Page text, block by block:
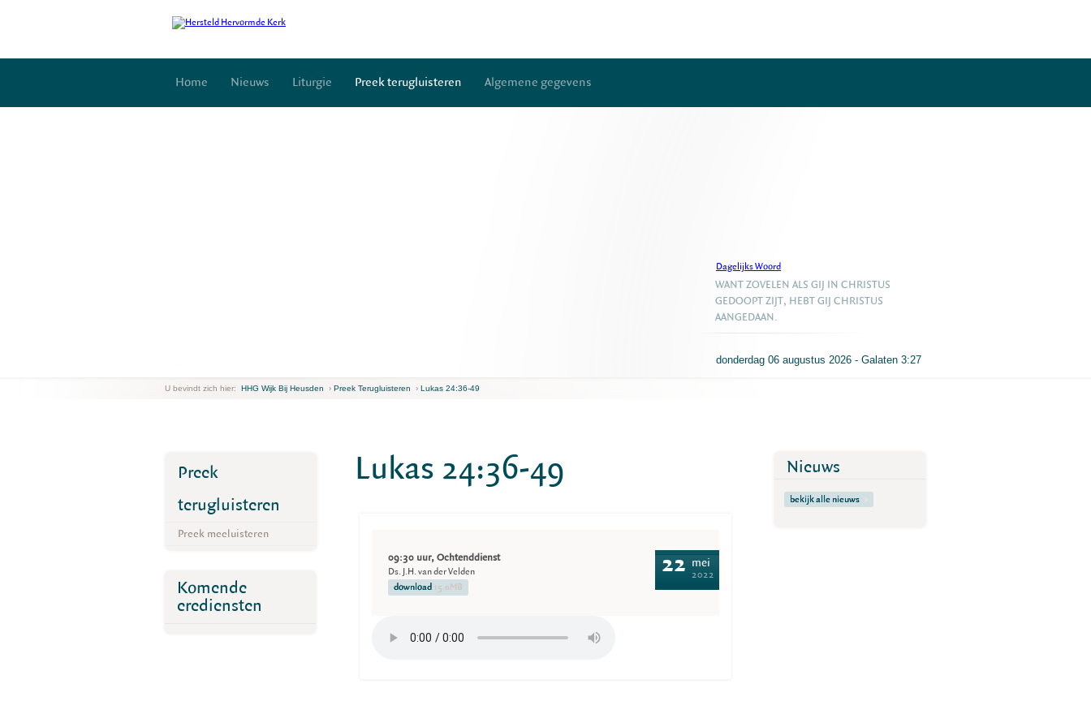
Home Nieuws Liturgie Preek terugluisteren Algemene gegevens
Dagelijks Woord
donderdag 06 augustus 2026 - Galaten 3:27
WANT ZOVELEN ALS GIJ IN CHRISTUS
GEDOOPT ZIJT, HEBT GIJ CHRISTUS
AANGEDAAN.
U bevindt zich hier: HHG Wijk Bij Heusden › Preek Terugluisteren › Lukas 24:36-49
Lukas 24:36-49
09:30 uur, Ochtenddienst
Ds. J.H. van der Velden
download 15.0MB
22 mei
2022
Preek
terugluisteren
Preek meeluisteren
Komende
erediensten
Nieuws
bekijk alle nieuws